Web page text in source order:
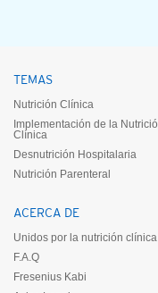
TEMAS
Nutrición Clínica
Implementación de la
Clínica
Desnutrición Hospitalaria
Nutrición Parenteral
ACERCA DE
Unidos por la nutrición clínica
F.A.Q
Fresenius Kabi